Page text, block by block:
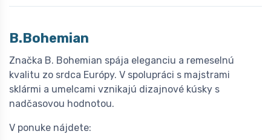
B.Bohemian
Značka B. Bohemian spája eleganciu a remeselnú
kvalitu zo srdca Európy. V spolupráci s majstrami
sklármi a umelcami vznikajú dizajnové kúsky s
nadčasovou hodnotou.
V ponuke nájdete: